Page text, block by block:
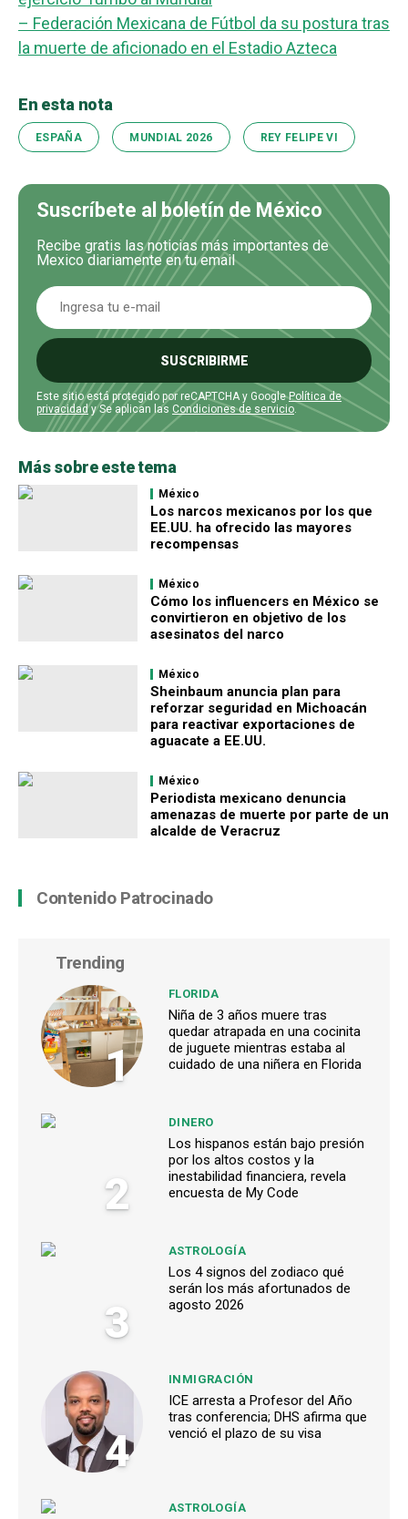
– Federación Mexicana de Fútbol da su postura tras
la muerte de aficionado en el Estadio Azteca
En esta nota
ESPAÑA MUNDIAL 2026 REY FELIPE VI
Suscríbete al boletín de México
Recibe gratis las noticias más importantes de
Mexico diariamente en tu email
SUSCRIBIRME
Este sitio está protegido por reCAPTCHA y GooglePolítica de
privacidady Se aplican las Condiciones de servicio.
Más sobre este tema
México
Los narcos mexicanos por los que
EE.UU. ha ofrecido las mayores
recompensas
México
Cómo los influencers en México se
convirtieron en objetivo de los
asesinatos del narco
México
Sheinbaum anuncia plan para
reforzar seguridad en Michoacán
para reactivar exportaciones de
aguacate a EE.UU.
México
Periodista mexicano denuncia
amenazas de muerte por parte de un
alcalde de Veracruz
Contenido Patrocinado
Trending
1
FLORIDA
Niña de 3 años muere tras
quedar atrapada en una cocinita
de juguete mientras estaba al
cuidado de una niñera en Florida
2
DINERO
Los hispanos están bajo presión
por los altos costos y la
inestabilidad financiera, revela
encuesta de My Code
3
ASTROLOGÍA
Los 4 signos del zodiaco qué
serán los más afortunados de
agosto 2026
4
INMIGRACIÓN
ICE arresta a Profesor del Año
tras conferencia; DHS afirma que
venció el plazo de su visa
ASTROLOGÍA